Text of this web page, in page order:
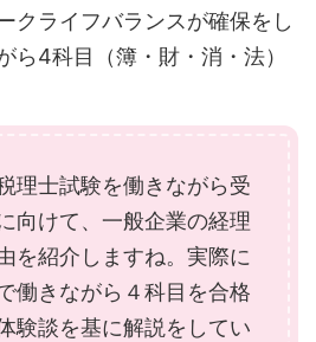
クライフバランスが確保をし
ら4科目（簿・財・消・法）
理士試験を働きながら受
向けて、一般企業の経理
を紹介しますね。実際に
働きながら４科目を合格
験談を基に解説をしてい